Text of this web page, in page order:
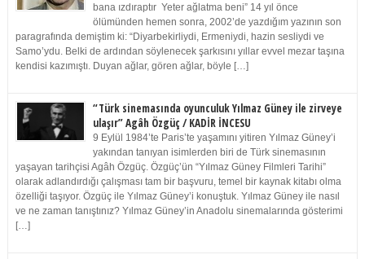
bana ızdıraptır Yeter ağlatma beni” 14 yıl önce
ölümünden hemen sonra, 2002’de yazdığım yazının son
paragrafında demiştim ki: “Diyarbekirliydi, Ermeniydi, hazin sesliydi ve
Samo’ydu. Belki de ardından söylenecek şarkısını yıllar evvel mezar taşına
kendisi kazımıştı. Duyan ağlar, gören ağlar, böyle […]
“Türk sinemasında oyunculuk Yılmaz Güney ile zirveye
ulaşır” Agâh Özgüç / KADİR İNCESU
9 Eylül 1984’te Paris’te yaşamını yitiren Yılmaz Güney’i
yakından tanıyan isimlerden biri de Türk sinemasının
yaşayan tarihçisi Agâh Özgüç. Özgüç’ün “Yılmaz Güney Filmleri Tarihi”
olarak adlandırdığı çalışması tam bir başvuru, temel bir kaynak kitabı olma
özelliği taşıyor. Özgüç ile Yılmaz Güney’i konuştuk. Yılmaz Güney ile nasıl
ve ne zaman tanıştınız? Yılmaz Güney’in Anadolu sinemalarında gösterimi
[…]